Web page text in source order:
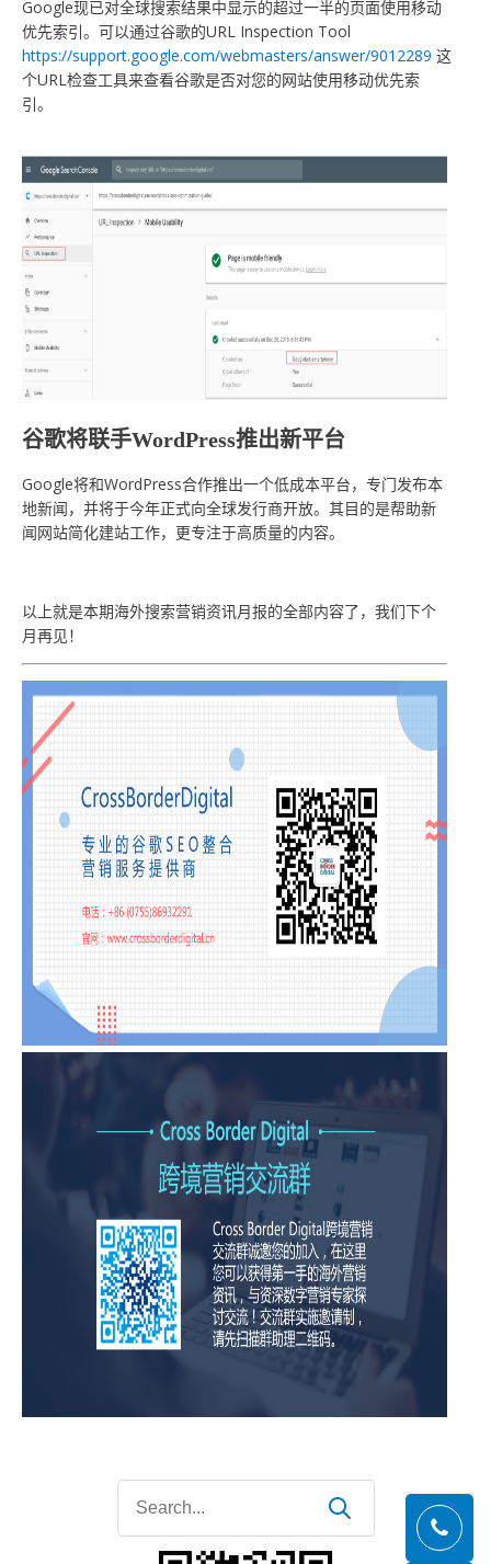
Google现已对全球搜索结果中显示的超过一半的页面使用移动
优先索引。可以通过谷歌的URL Inspection Tool
https://support.google.com/webmasters/answer/9012289 这
个URL检查工具来查看谷歌是否对您的网站使用移动优先索
引。
谷歌将联手WordPress推出新平台
Google将和WordPress合作推出一个低成本平台，专门发布本
地新闻，并将于今年正式向全球发行商开放。其目的是帮助新
闻网站简化建站工作，更专注于高质量的内容。
以上就是本期海外搜索营销资讯月报的全部内容了，我们下个
月再见！
for: